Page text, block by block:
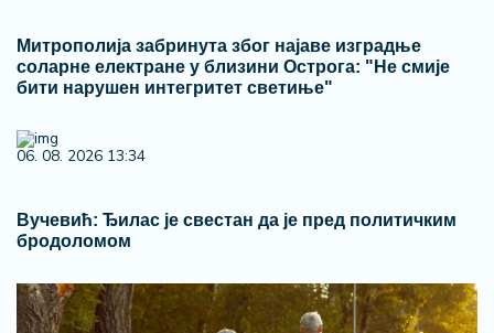
Митрополија забринута због најаве изградње
соларне електране у близини Острога: "Не смије
бити нарушен интегритет светиње"
06. 08. 2026 13:34
Вучевић: Ђилас је свестан да је пред политичким
бродоломом